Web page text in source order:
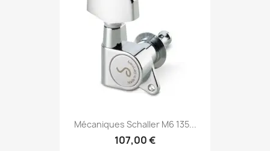
Mécaniques Schaller M6 135...
107,00 €